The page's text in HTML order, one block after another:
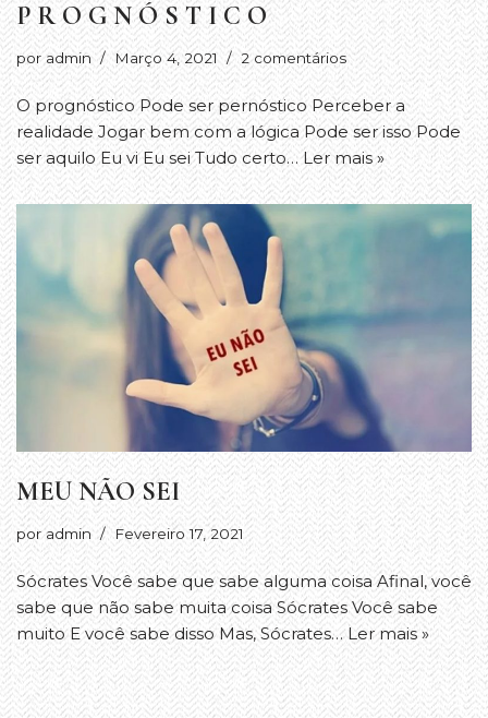
P R O G N Ó S T I C O
por admin Março 4, 2021 2 comentários
O prognóstico Pode ser pernóstico Perceber a
realidade Jogar bem com a lógica Pode ser isso Pode
ser aquilo Eu vi Eu sei Tudo certo…Ler mais »
MEU NÃO SEI
poradmin Fevereiro 17, 2021
Sócrates Você sabe que sabe alguma coisa Afinal, você
sabe que não sabe muita coisa Sócrates Você sabe
muito E você sabe disso Mas, Sócrates…Ler mais »